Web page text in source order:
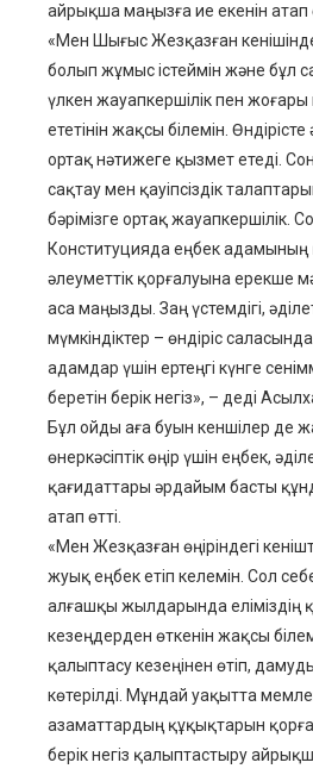
айрықша маңызға ие екенін атап
«Мен Шығыс Жезқазған
болып жұмыс істеймін және бұл
үлкен жауапкершілік пен жоғары
ететінін жақсы білемін.
ортақ нәтижеге қызмет етеді.
сақтау мен қауіпсіздік
бәрімізге ортақ жауапкершілік.
Конституцияда еңбек
әлеуметтік қорғалуына ерекше
аса маңызды. Заң үстемдігі,
мүмкіндіктер – өндіріс
адамдар үшін ертеңгі күнге
беретін берік негіз», – деді
Бұл ойды аға буын кеншілер де
өнеркәсіптік өңір үшін еңбек,
қағидаттары әрдайым басты
атап өтті.
«Мен Жезқазған өңіріндегі
жуық еңбек етіп келемін. Сол
алғашқы жылдарында еліміздің
кезеңдерден өткенін жақсы
қалыптасу кезеңінен өтіп,
көтерілді. Мұндай уақытта
азаматтардың құқықтарын
берік негіз қалыптастыру